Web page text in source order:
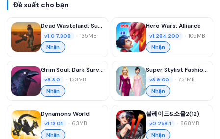
Đề xuất cho bạn
Dead Wasteland: Survival RPG
v1.0.7.308 135MB
Nhận
Hero Wars: Alliance
v1.284.200 105MB
Nhận
Grim Soul: Dark Survival RPG
v8.3.0 133MB
Nhận
Super Stylist Fashion Makeover
v3.9.00 731MB
Nhận
Dynamons World
v1.13.01 63MB
Nhận
블레이드&소울2(12)
v0.258.1 868MB
Nhận